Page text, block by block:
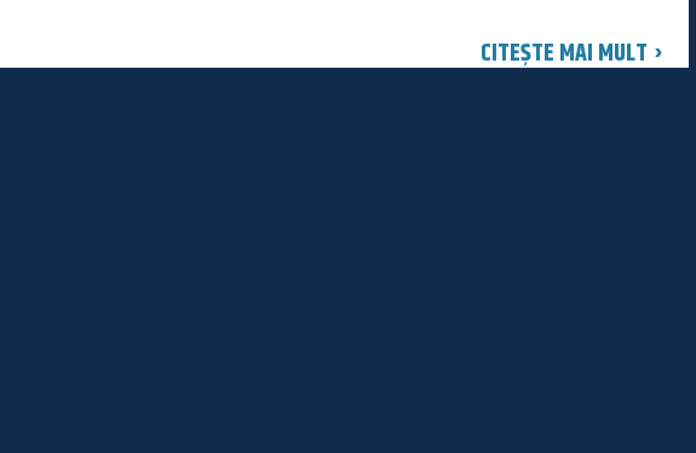
CITEȘTE MAI MULT ›